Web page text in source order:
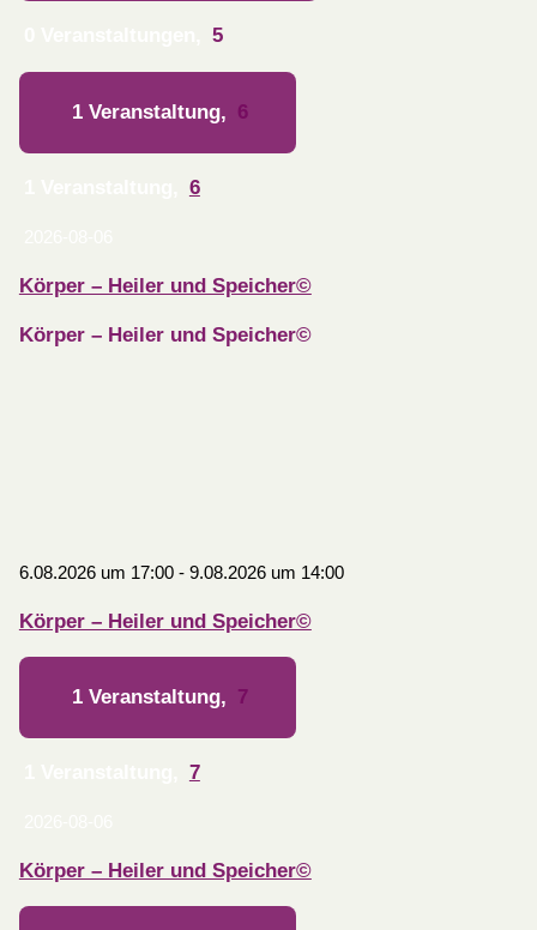
5
1 Veranstaltung, 6
6
Körper – Heiler und Speicher©
Körper – Heiler und Speicher©
6.08.2026 um 17:00- 9.08.2026 um 14:00
Körper – Heiler und Speicher©
1 Veranstaltung, 7
7
Körper – Heiler und Speicher©